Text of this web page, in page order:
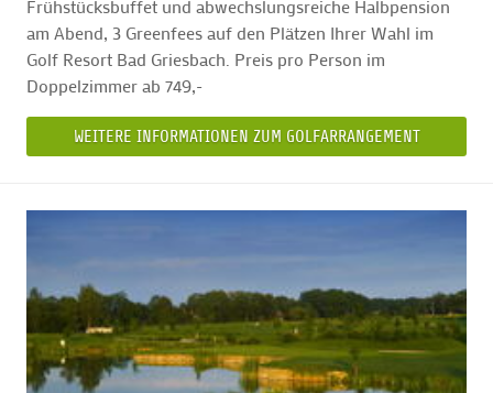
Frühstücksbuffet und abwechslungsreiche Halbpension
am Abend, 3 Greenfees auf den Plätzen Ihrer Wahl im
Golf Resort Bad Griesbach. Preis pro Person im
Doppelzimmer ab 749,-
WEITERE INFORMATIONEN ZUM GOLFARRANGEMENT